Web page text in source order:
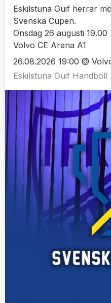
Eskilstuna Guif herrar
Svenska Cupen.
Onsdag 26 augusti 19.00
Volvo CE Arena A1
26.08.2026 19:00 @
Eskilstuna Guif Handboll